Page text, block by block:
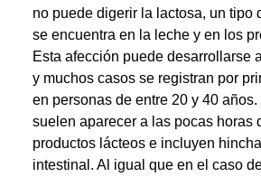
no puede digerir la lactosa, un tipo
se encuentra en la leche y en los
Esta afección puede desarrollarse
y muchos casos se registran por
en personas de entre 20 y 40
suelen aparecer a las pocas horas
productos lácteos e incluyen
intestinal. Al igual que en el caso